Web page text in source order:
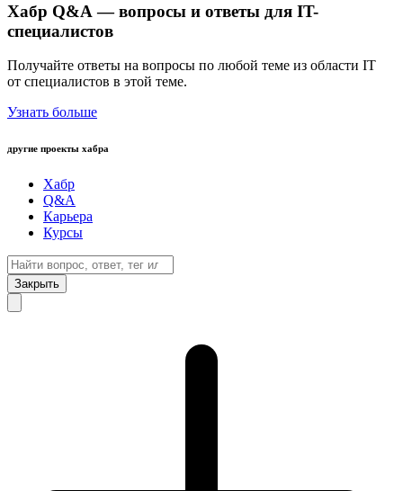
Хабр Q&A — вопросы и ответы для IT-
специалистов
Получайте ответы на вопросы по любой теме из области IT
от специалистов в этой теме.
Узнать больше
другие проекты хабра
Хабр
Q&A
Карьера
Курсы
Закрыть